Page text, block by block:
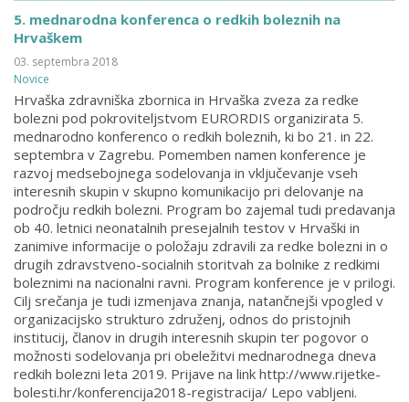
5. mednarodna konferenca o redkih boleznih na
Hrvaškem
03. septembra 2018
Novice
Hrvaška zdravniška zbornica in Hrvaška zveza za redke
bolezni pod pokroviteljstvom EURORDIS organizirata 5.
mednarodno konferenco o redkih boleznih, ki bo 21. in 22.
septembra v Zagrebu. Pomemben namen konference je
razvoj medsebojnega sodelovanja in vključevanje vseh
interesnih skupin v skupno komunikacijo pri delovanje na
področju redkih bolezni. Program bo zajemal tudi predavanja
ob 40. letnici neonatalnih presejalnih testov v Hrvaški in
zanimive informacije o položaju zdravili za redke bolezni in o
drugih zdravstveno-socialnih storitvah za bolnike z redkimi
boleznimi na nacionalni ravni. Program konference je v prilogi.
Cilj srečanja je tudi izmenjava znanja, natančnejši vpogled v
organizacijsko strukturo združenj, odnos do pristojnih
institucij, članov in drugih interesnih skupin ter pogovor o
možnosti sodelovanja pri obeležitvi mednarodnega dneva
redkih bolezni leta 2019. Prijave na link http://www.rijetke-
bolesti.hr/konferencija2018-registracija/ Lepo vabljeni.